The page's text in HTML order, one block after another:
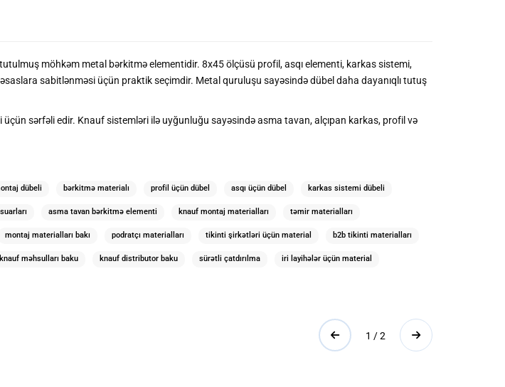
möhkəm metal bərkitmə elementidir. 8x45 ölçüsü profil, asqı elementi, karkas sistemi,
sabitlənməsi üçün praktik seçimdir. Metal quruluşu sayəsində dübel daha dayanıqlı tutuş
sərfəli edir. Knauf sistemləri ilə uyğunluğu sayəsində asma tavan, alçıpan karkas, profil və
dübeli bərkitmə materialı profil üçün dübel asqı üçün dübel karkas sistemi dübeli
asma tavan bərkitmə elementi knauf montaj materialları təmir materialları
montaj materialları bakı podratçı materialları tikinti şirkətləri üçün material b2b tikinti materialları
knauf məhsulları baku knauf distributor baku sürətli çatdırılma iri layihələr üçün material
1 / 2